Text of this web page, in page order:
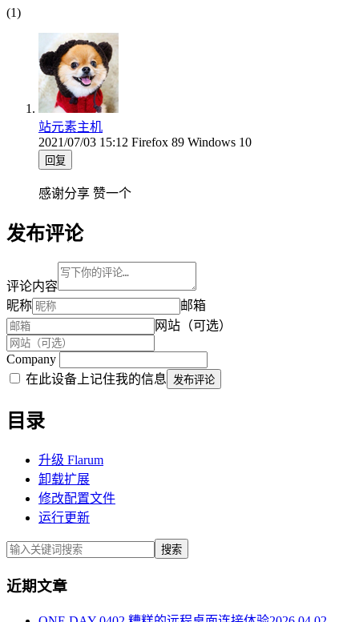
(1)
站元素主机
2021/07/03 15:12 Firefox 89 Windows 10
回复
感谢分享 赞一个
发布评论
评论内容
昵称
邮箱
网站（可选）
Company
在此设备上记住我的信息 发布评论
目录
升级 Flarum
卸载扩展
修改配置文件
运行更新
搜索
近期文章